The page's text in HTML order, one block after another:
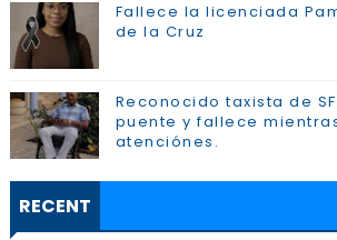
Fallece la licenciada
de la Cruz
Reconocido taxista de
puente y fallece
atenciónes.
RECENT